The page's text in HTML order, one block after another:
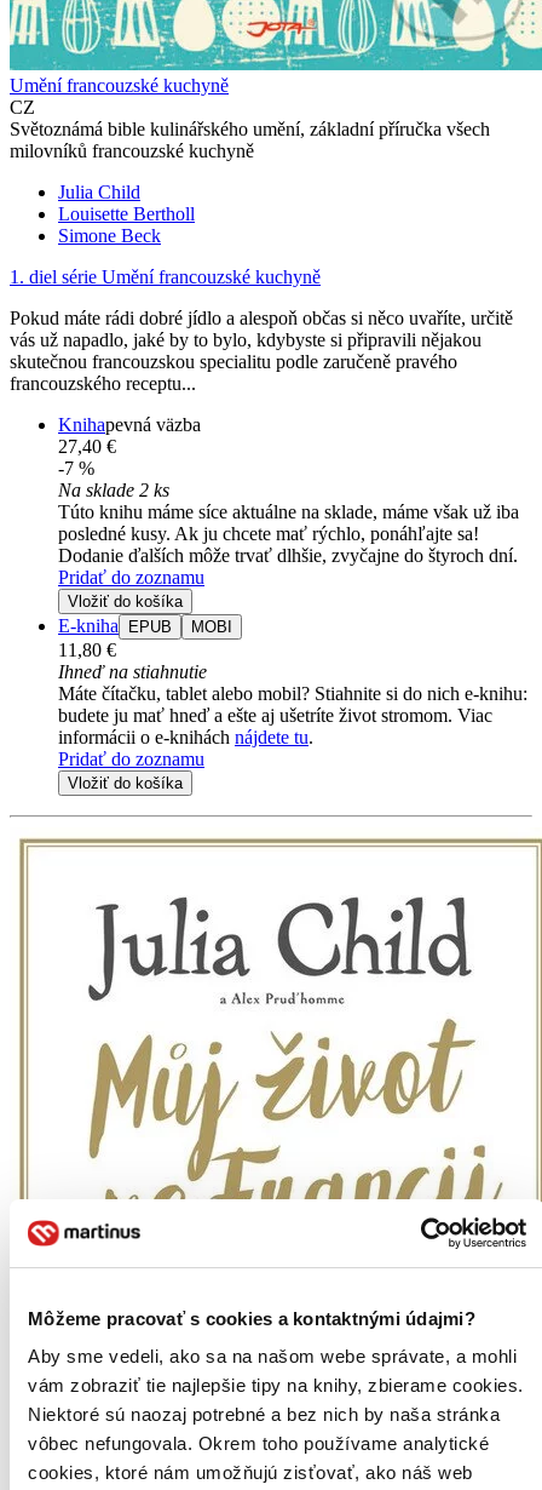
Môžeme pracovať s cookies a kontaktnými údajmi?
Aby sme vedeli, ako sa na našom webe správate, a mohli
vám zobraziť tie najlepšie tipy na knihy, zbierame cookies.
Niektoré sú naozaj potrebné a bez nich by naša stránka
vôbec nefungovala. Okrem toho používame analytické
cookies, ktoré nám umožňujú zisťovať, ako náš web
Umění francouzské kuchyně
CZ
Světoznámá bible kulinářského umění, základní příručka všech
milovníků francouzské kuchyně
Julia Child
Louisette Bertholl
Simone Beck
1. diel série Umění francouzské kuchyně
Pokud máte rádi dobré jídlo a alespoň občas si něco uvaříte, určitě
vás už napadlo, jaké by to bylo, kdybyste si připravili nějakou
skutečnou francouzskou specialitu podle zaručeně pravého
francouzského receptu...
Knihapevná väzba
27,40 €
-7 %
Na sklade 2 ks
Túto knihu máme síce aktuálne na sklade, máme však už iba
posledné kusy. Ak ju chcete mať rýchlo, ponáhľajte sa!
Dodanie ďalších môže trvať dlhšie, zvyčajne do štyroch dní.
Pridať do zoznamu
Vložiť do košíka
E-kniha EPUB MOBI
11,80 €
Ihneď na stiahnutie
Máte čítačku, tablet alebo mobil? Stiahnite si do nich e-knihu:
budete ju mať hneď a ešte aj ušetríte život stromom. Viac
informácii o e-knihách nájdete tu.
Pridať do zoznamu
Vložiť do košíka